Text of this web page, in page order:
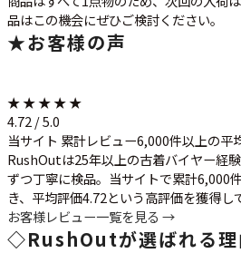
品はこの機会にぜひご検討ください。
★お客様の声
★ ★ ★ ★ ★
4.72 / 5.0
当サイト 累計レビュー6,000件以上の平
RushOutは25年以上の古着バイヤー経
ずつ丁寧に検品。当サイトで累計6,000
き、平均評価4.72という高評価を獲得し
お客様レビュー一覧を見る →
◇RushOutが選ばれる理